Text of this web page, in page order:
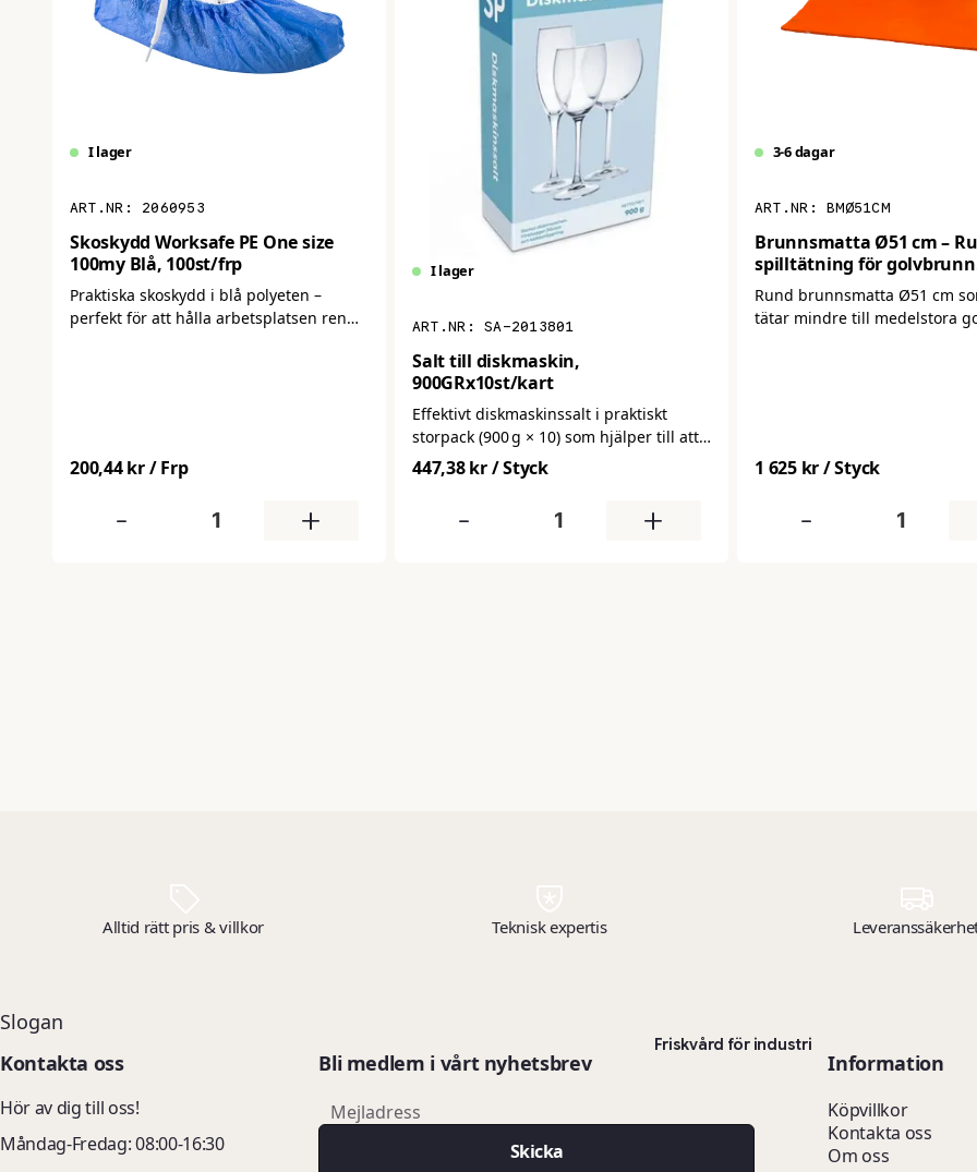
I lager
2060953
Skoskydd Worksafe PE One size
100my Blå, 100st/frp
Praktiska skoskydd i blå polyeten –
perfekt för att hålla arbetsplatsen ren
ska skyddas från smuts, vätskor och
200,44 kr/ Frp
- +
I lager
SA-2013801
Salt till diskmaskin,
900GRx10st/kart
Effektivt diskmaskinssalt i praktiskt
storpack (900 g × 10) som hjälper till att
förhindra kalkavlagringar, förbättra
diskresultatet och förlänga maskinens
både hemmabruk och professionell
447,38 kr/ Styck
- +
3-6 dagar
BMØ51CM
Brunnsmatta Ø51 cm –
spilltätning för golvbrunn
(Orange)
Rund brunnsmatta Ø51 cm
tätar mindre till medelstora
1 625 kr/ Styck
-
Alltid rätt pris & villkor Teknisk expertis
Slogan
Friskvård för industri
Kontakta oss
Hör av dig till oss!
Måndag-Fredag: 08:00-16:30
Bli medlem i vårt nyhetsbrev
email
Mejladress
Skicka
Information
Köpvillkor
Kontakta oss
Om oss